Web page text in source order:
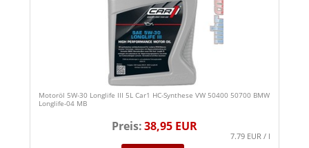
Motoröl 5W-30 Longlife III 5L Car1 HC-Synthese VW 50400 50700 BMW
Longlife-04 MB
Preis:38,95 EUR
7.79 EUR / l